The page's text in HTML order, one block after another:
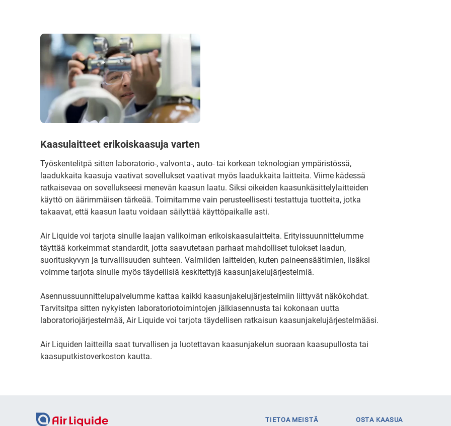
Kaasulaitteet erikoiskaasuja varten
Työskentelitpä sitten laboratorio-, valvonta-, auto- tai korkean teknologian ympäristössä,
laadukkaita kaasuja vaativat sovellukset vaativat myös laadukkaita laitteita. Viime kädessä
ratkaisevaa on sovellukseesi menevän kaasun laatu. Siksi oikeiden kaasunkäsittelylaitteiden
käyttö on äärimmäisen tärkeää. Toimitamme vain perusteellisesti testattuja tuotteita, jotka
takaavat, että kaasun laatu voidaan säilyttää käyttöpaikalle asti.
Air Liquide voi tarjota sinulle laajan valikoiman erikoiskaasulaitteita. Erityissuunnittelumme
täyttää korkeimmat standardit, jotta saavutetaan parhaat mahdolliset tulokset laadun,
suorituskyvyn ja turvallisuuden suhteen. Valmiiden laitteiden, kuten paineensäätimien, lisäksi
voimme tarjota sinulle myös täydellisiä keskitettyjä kaasunjakelujärjestelmiä.
Asennussuunnittelupalvelumme kattaa kaikki kaasunjakelujärjestelmiin liittyvät näkökohdat.
Tarvitsitpa sitten nykyisten laboratoriotoimintojen jälkiasennusta tai kokonaan uutta
laboratoriojärjestelmää, Air Liquide voi tarjota täydellisen ratkaisun kaasunjakelujärjestelmääsi.
Air Liquiden laitteilla saat turvallisen ja luotettavan kaasunjakelun suoraan kaasupullosta tai
kaasuputkistoverkoston kautta.
TIETOA MEISTÄ OSTA KAASUA